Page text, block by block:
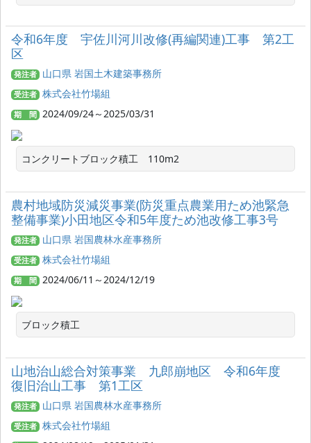
令和6年度 宇佐川河川改修(再編関連)工事 第2工
区
発注者 山口県 岩国土木建築事務所
受注者 株式会社竹場組
期 間 2024/09/24～2025/03/31
コンクリートブロック積工　110m2
農村地域防災減災事業(防災重点農業用ため池緊急
整備事業)小田地区令和5年度ため池改修工事3号
発注者 山口県 岩国農林水産事務所
受注者 株式会社竹場組
期 間 2024/06/11～2024/12/19
ブロック積工
山地治山総合対策事業 九郎崩地区 令和6年度
復旧治山工事 第1工区
発注者 山口県 岩国農林水産事務所
受注者 株式会社竹場組